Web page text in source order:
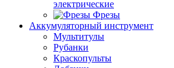
электрические
Фрезы
Аккумуляторный инструмент
Мультитулы
Рубанки
Краскопульты